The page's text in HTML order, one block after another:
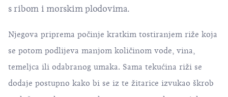
s ribom i morskim plodovima.
Njegova priprema počinje kratkim tostiranjem riže koja
se potom podlijeva manjom količinom vode, vina,
temeljca ili odabranog umaka. Sama tekućina riži se
dodaje postupno kako bi se iz te žitarice izvukao škrob